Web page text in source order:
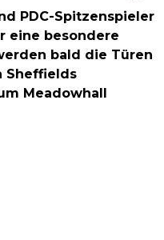
PDC-Spitzenspieler
eine besondere
bald die Türen
Sheffields
Meadowhall